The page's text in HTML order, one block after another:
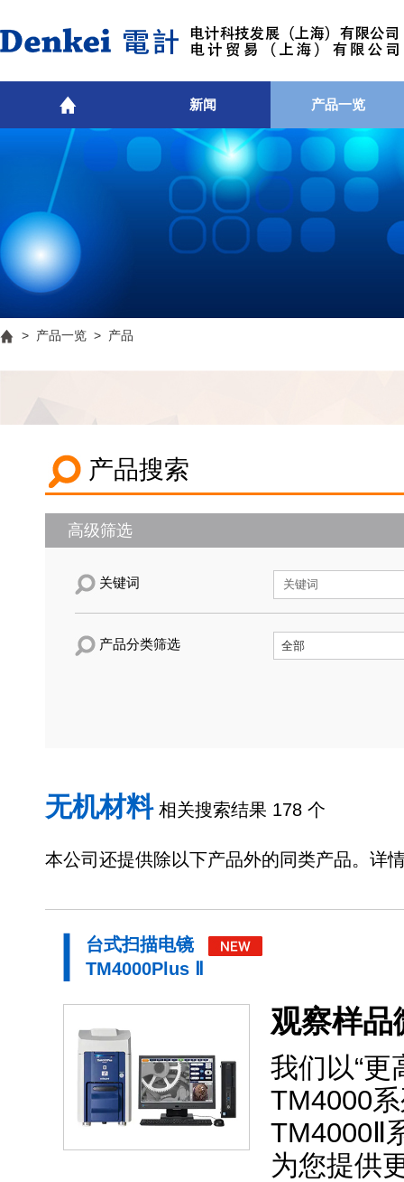
新闻 产品一览
> 产品一览 > 产品
产品搜索
高级筛选
关键词
产品分类筛选
无机材料相关搜索结果 178 个
本公司还提供除以下产品外的同类产品。详
台式扫描电镜
TM4000Plus Ⅱ
观察样品
我们以“
TM4000
TM4000Ⅱ
为您提供